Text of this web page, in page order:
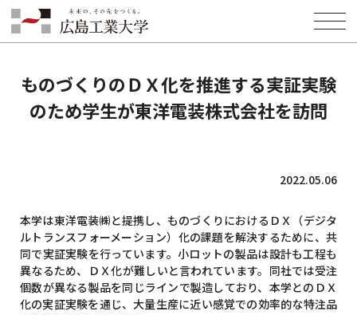
HOME INFORMATION
ものづくりのＤＸ化を推進する実証実験のため学生が東洋電装株式会社
を訪問
ものづくりのＤＸ化を推進する実証実験
のため学生が東洋電装株式会社を訪問
2022.05.06
本学は東洋電装㈱と提携し、ものづくりにおけるＤＸ（デジタ
ルトランスフォーメーション）化の課題を解決するために、共
同で実証実験を行っています。小ロットの製品は設計も工程も
異なるため、ＤＸ化が難しいと言われています。同社では受注
個数が異なる製品を同じラインで製造しており、本学とのＤＸ
化の実証実験を通じ、大量生産に近い感覚での効率的な特注品